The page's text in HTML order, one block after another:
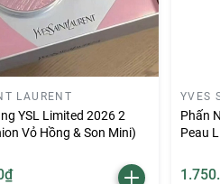
LAURENT
YSL Limited 2026 2
Vỏ Hồng & Son Mini)
YVES
Phấn
Peau